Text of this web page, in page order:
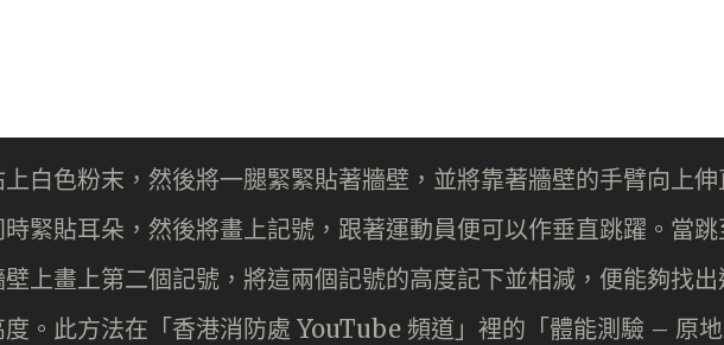
白色粉末，然後將一腿緊緊貼著牆壁，並將靠著牆壁的手臂向上伸
緊貼耳朵，然後將畫上記號，跟著運動員便可以作垂直跳躍。當跳
上畫上第二個記號，將這兩個記號的高度記下並相減，便能夠找出
。此方法在「香港消防處 YouTube 頻道」裡的「體能測驗 – 原